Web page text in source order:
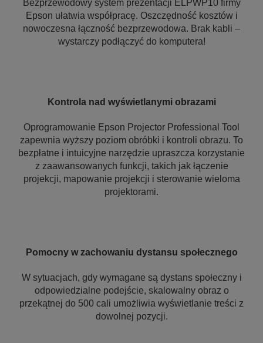
Bezprzewodowy system prezentacji ELPWP10 firmy
Epson ułatwia współpracę. Oszczędność kosztów i
nowoczesna łączność bezprzewodowa. Brak kabli –
wystarczy podłączyć do komputera!
Kontrola nad wyświetlanymi obrazami
Oprogramowanie Epson Projector Professional Tool
zapewnia wyższy poziom obróbki i kontroli obrazu. To
bezpłatne i intuicyjne narzędzie upraszcza korzystanie
z zaawansowanych funkcji, takich jak łączenie
projekcji, mapowanie projekcji i sterowanie wieloma
projektorami.
Pomocny w zachowaniu dystansu społecznego
W sytuacjach, gdy wymagane są dystans społeczny i
odpowiedzialne podejście, skalowalny obraz o
przekątnej do 500 cali umożliwia wyświetlanie treści z
dowolnej pozycji.